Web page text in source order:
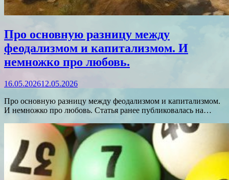
Про основную разницу между
феодализмом и капитализмом. И
немножко про любовь.
16.05.202612.05.2026
Про основную разницу между феодализмом и капитализмом.
И немножко про любовь. Статья ранее публиковалась на…